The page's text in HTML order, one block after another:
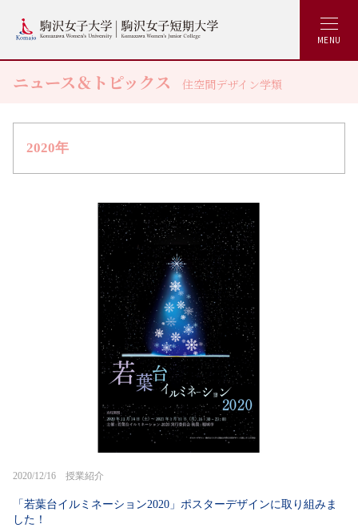
MENU
ニュース＆トピックス 住空間デザイン学類
2020年
2020/12/16 授業紹介
「若葉台イルミネーション2020」ポスターデザインに取り組みま
した！